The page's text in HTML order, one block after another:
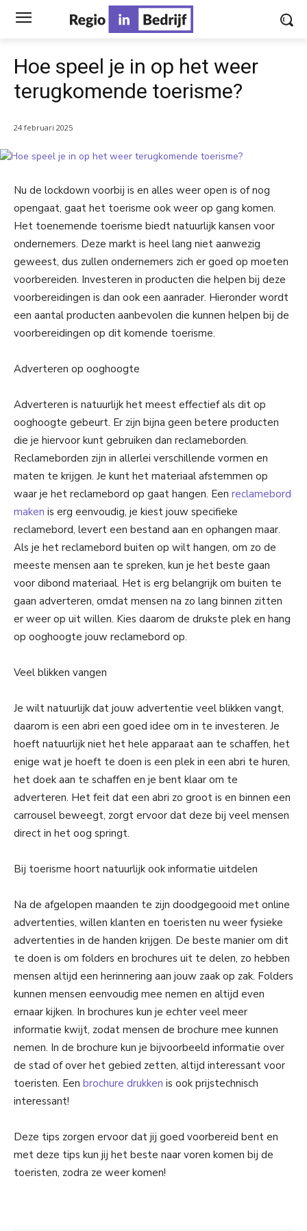
Hoe speel je in op het weer
terugkomende toerisme?
24 februari 2025
Nu de lockdown voorbij is en alles weer open is of nog
opengaat, gaat het toerisme ook weer op gang komen.
Het toenemende toerisme biedt natuurlijk kansen voor
ondernemers. Deze markt is heel lang niet aanwezig
geweest, dus zullen ondernemers zich er goed op moeten
voorbereiden. Investeren in producten die helpen bij deze
voorbereidingen is dan ook een aanrader. Hieronder wordt
een aantal producten aanbevolen die kunnen helpen bij de
voorbereidingen op dit komende toerisme.
Adverteren op ooghoogte
Adverteren is natuurlijk het meest effectief als dit op
ooghoogte gebeurt. Er zijn bijna geen betere producten
die je hiervoor kunt gebruiken dan reclameborden.
Reclameborden zijn in allerlei verschillende vormen en
maten te krijgen. Je kunt het materiaal afstemmen op
waar je het reclamebord op gaat hangen. Een reclamebord
maken is erg eenvoudig, je kiest jouw specifieke
reclamebord, levert een bestand aan en ophangen maar.
Als je het reclamebord buiten op wilt hangen, om zo de
meeste mensen aan te spreken, kun je het beste gaan
voor dibond materiaal. Het is erg belangrijk om buiten te
gaan adverteren, omdat mensen na zo lang binnen zitten
er weer op uit willen. Kies daarom de drukste plek en hang
op ooghoogte jouw reclamebord op.
Veel blikken vangen
Je wilt natuurlijk dat jouw advertentie veel blikken vangt,
daarom is een abri een goed idee om in te investeren. Je
hoeft natuurlijk niet het hele apparaat aan te schaffen, het
enige wat je hoeft te doen is een plek in een abri te huren,
het doek aan te schaffen en je bent klaar om te
adverteren. Het feit dat een abri zo groot is en binnen een
carrousel beweegt, zorgt ervoor dat deze bij veel mensen
direct in het oog springt.
Bij toerisme hoort natuurlijk ook informatie uitdelen
Na de afgelopen maanden te zijn doodgegooid met online
advertenties, willen klanten en toeristen nu weer fysieke
advertenties in de handen krijgen. De beste manier om dit
te doen is om folders en brochures uit te delen, zo hebben
mensen altijd een herinnering aan jouw zaak op zak. Folders
kunnen mensen eenvoudig mee nemen en altijd even
ernaar kijken. In brochures kun je echter veel meer
informatie kwijt, zodat mensen de brochure mee kunnen
nemen. In de brochure kun je bijvoorbeeld informatie over
de stad of over het gebied zetten, altijd interessant voor
toeristen. Een brochure drukken is ook prijstechnisch
interessant!
Deze tips zorgen ervoor dat jij goed voorbereid bent en
met deze tips kun jij het beste naar voren komen bij de
toeristen, zodra ze weer komen!